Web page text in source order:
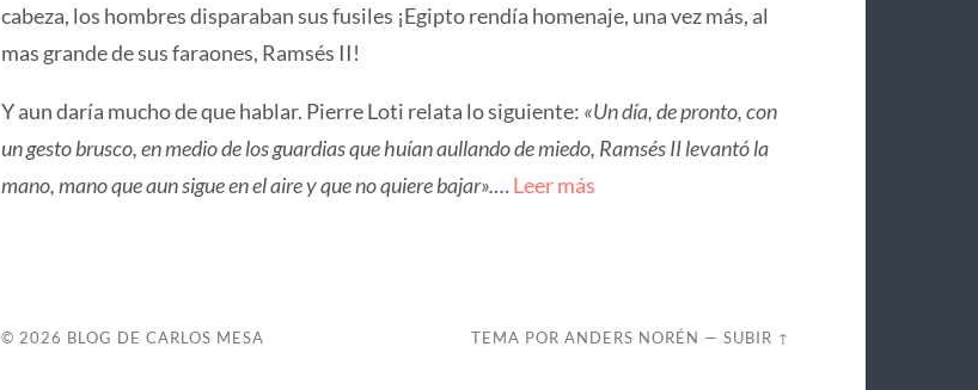
cabeza, los hombres disparaban sus fusiles ¡Egipto rendía homenaje, una vez más, al
mas grande de sus faraones, Ramsés II!
Y aun daría mucho de que hablar. Pierre Loti relata lo siguiente: «Un día, de pronto, con
un gesto brusco, en medio de los guardias que huían aullando de miedo, Ramsés II levantó la
mano, mano que aun sigue en el aire y que no quiere bajar».…Leer más
© 2026 BLOG DE CARLOS MESA TEMA PORANDERS NORÉN —SUBIR ↑